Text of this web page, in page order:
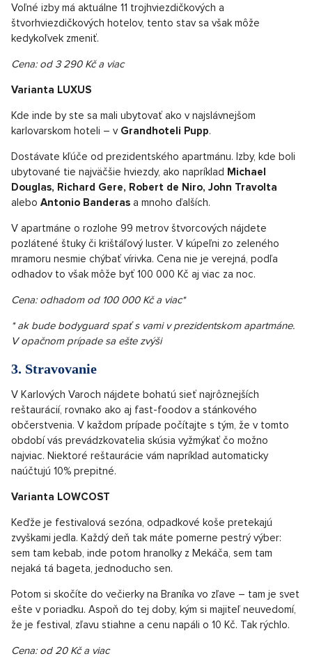
Voľné izby má aktuálne 11 trojhviezdičkových a
štvorhviezdičkových hotelov, tento stav sa však môže
kedykoľvek zmeniť.
Cena: od 3 290 Kč a viac
Varianta LUXUS
Kde inde by ste sa mali ubytovať ako v najslávnejšom
karlovarskom hoteli – v Grandhoteli Pupp.
Dostávate kľúče od prezidentského apartmánu. Izby, kde boli
ubytované tie najväčšie hviezdy, ako napríklad Michael
Douglas, Richard Gere, Robert de Niro, John Travolta
alebo Antonio Banderas a mnoho ďalších.
V apartmáne o rozlohe 99 metrov štvorcových nájdete
pozlátené štuky či krištáľový luster. V kúpeľni zo zeleného
mramoru nesmie chýbať vírivka. Cena nie je verejná, podľa
odhadov to však môže byť 100 000 Kč aj viac za noc.
Cena: odhadom od 100 000 Kč a viac*
* ak bude bodyguard spať s vami v prezidentskom apartmáne.
V opačnom prípade sa ešte zvýši
3. Stravovanie
V Karlových Varoch nájdete bohatú sieť najrôznejších
reštaurácií, rovnako ako aj fast-foodov a stánkového
občerstvenia. V každom prípade počítajte s tým, že v tomto
období vás prevádzkovatelia skúsia vyžmýkať čo možno
najviac. Niektoré reštaurácie vám napríklad automaticky
naúčtujú 10% prepitné.
Varianta LOWCOST
Keďže je festivalová sezóna, odpadkové koše pretekajú
zvyškami jedla. Každý deň tak máte pomerne pestrý výber:
sem tam kebab, inde potom hranolky z Mekáča, sem tam
nejaká tá bageta, jednoducho sen.
Potom si skočíte do večierky na Braníka vo zľave – tam je svet
ešte v poriadku. Aspoň do tej doby, kým si majiteľ neuvedomí,
že je festival, zľavu stiahne a cenu napáli o 10 Kč. Tak rýchlo.
Cena: od 20 Kč a viac